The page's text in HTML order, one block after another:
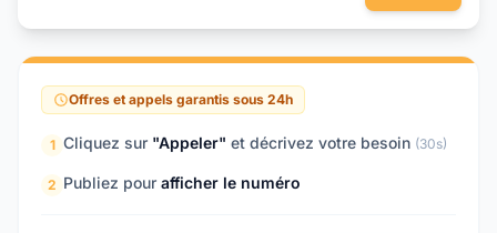
Offres et appels garantis sous 24h
1 Cliquez sur "Appeler" et décrivez votre besoin (30s)
2 Publiez pour afficher le numéro